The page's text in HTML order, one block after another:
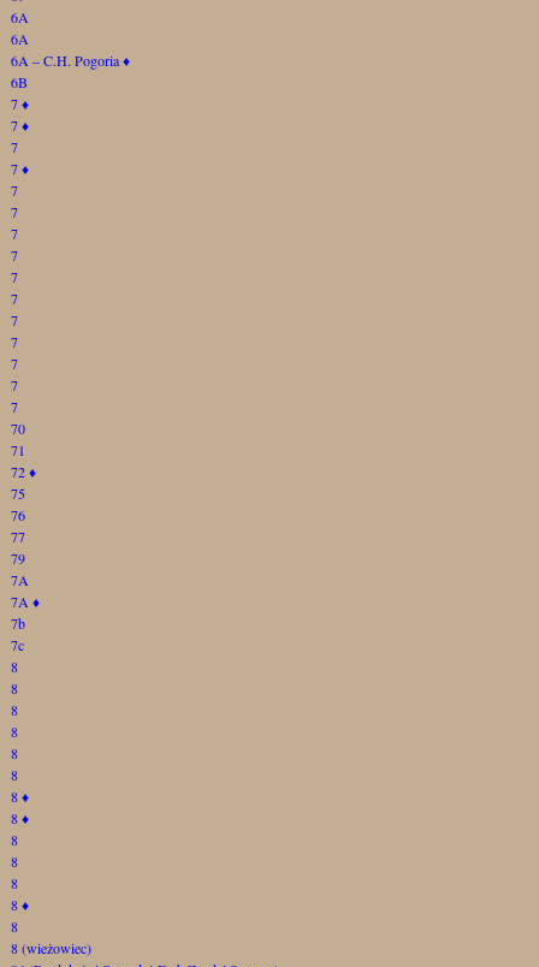
6A
6A
6A – C.H. Pogoria♦
6B
7♦
7♦
7
7♦
7
7
7
7
7
7
7
7
7
7
7
70
71
72♦
75
76
77
79
7A
7A ♦
7b
7c
8
8
8
8
8
8
8♦
8♦
8
8
8
8♦
8
8 (wieżowiec)